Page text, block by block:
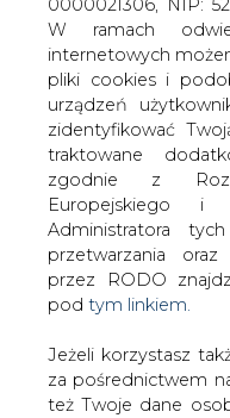
WŁĄCZ
0000021306, NIP:
W ramach
internetowych
pliki cookies i
urządzeń
zidentyfikować
traktowane
zgodnie z
Europejskiego i
Administratora
przetwarzania
przez RODO
pod tym linkiem.
Jeżeli korzystasz
za pośrednictwem
też Twoje dane